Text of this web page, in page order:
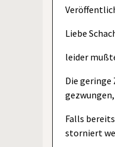
Liebe
leider
Die geringe
Falls
storniert